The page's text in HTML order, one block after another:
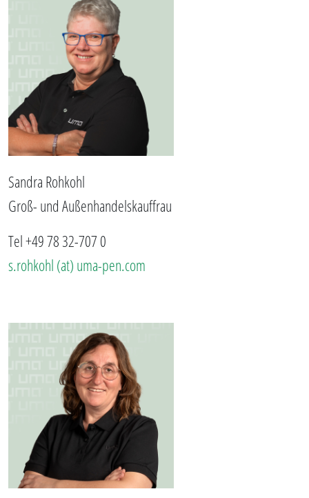
Sandra Rohkohl
Groß- und Außenhandelskauffrau
Tel +49 78 32-707 0
s.rohkohl (at) uma-pen.com